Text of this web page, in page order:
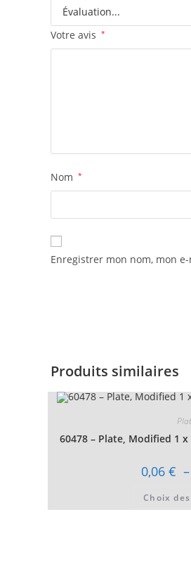
Votre avis *
Nom *
Enregistrer mon nom, mon
Produits similaires
60478 – Plate, Modified 1
0,06 € –
Choix